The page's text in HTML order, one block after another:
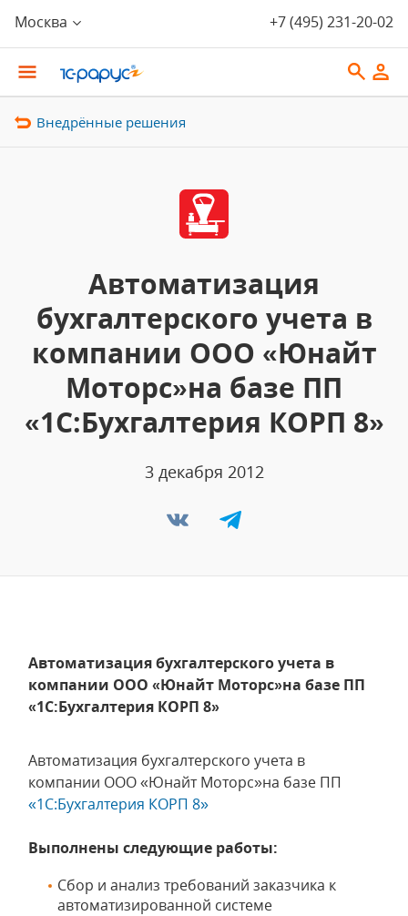
Москва +7 (495) 231-20-02
Внедрённые решения
Автоматизация
бухгалтерского учета в
компании ООО «Юнайт
Моторс»на базе ПП
«1С:Бухгалтерия КОРП 8»
3 декабря 2012
Автоматизация бухгалтерского учета в
компании ООО «Юнайт Моторс»на базе ПП
«1С:Бухгалтерия КОРП 8»
Автоматизация бухгалтерского учета в
компании ООО «Юнайт Моторс»на базе ПП
«1С:Бухгалтерия КОРП 8»
Выполнены следующие работы:
Сбор и анализ требований заказчика к
автоматизированной системе